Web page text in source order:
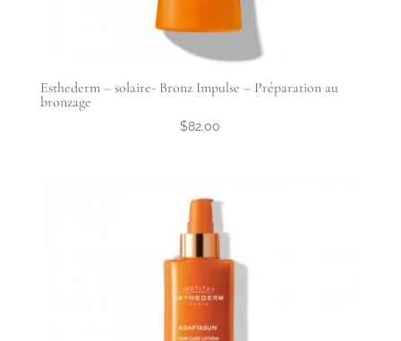
Esthederm – solaire- Bronz Impulse – Préparation au
bronzage
$82.00